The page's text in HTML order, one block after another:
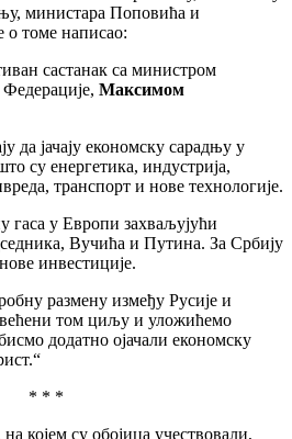
министара Поповића и
томе написао:
састанак са министром
Федерације, Максимом
да јачају економску сарадњу у
су енергетика, индустрија,
транспорт и нове технологије.
гаса у Европи захваљујући
Вучића и Путина. За Србију
инвестиције.
размену између Русије и
том циљу и уложићемо
додатно ојачали економску
* * *
којем су обојица учествовали,